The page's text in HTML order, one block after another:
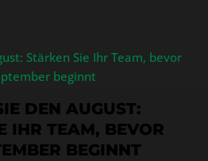
DEN AUGUST:
IHR TEAM, BEVOR
BEGINNT